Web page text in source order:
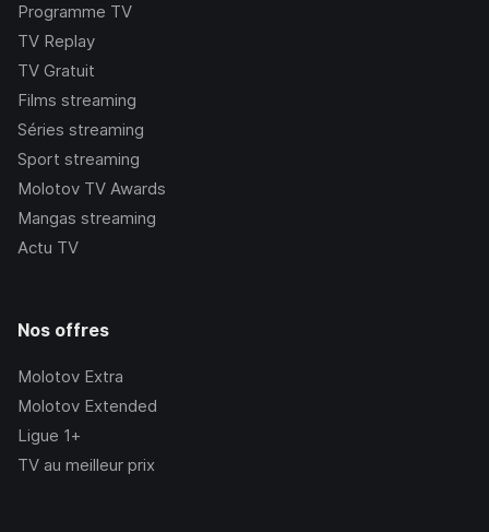
Programme TV
TV Replay
TV Gratuit
Films streaming
Séries streaming
Sport streaming
Molotov TV Awards
Mangas streaming
Actu TV
Nos offres
Molotov Extra
Molotov Extended
Ligue 1+
TV au meilleur prix